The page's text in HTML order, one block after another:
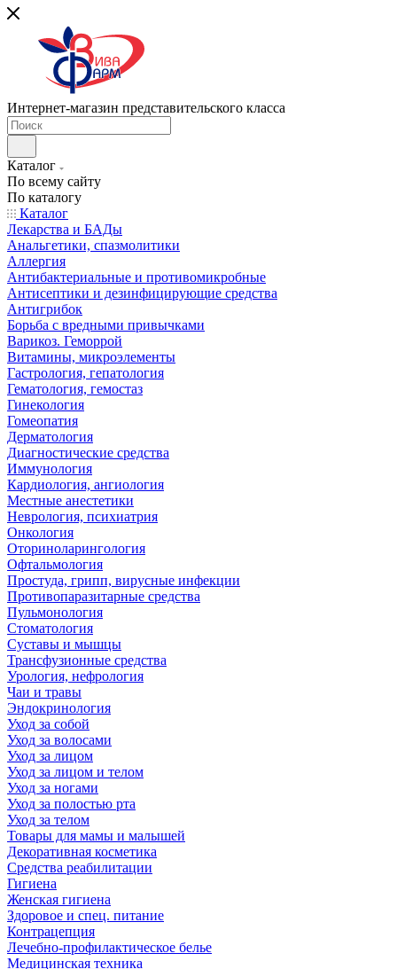
Интернет-магазин представительского класса
Каталог
По всему сайту
По каталогу
Каталог
Лекарства и БАДы
Анальгетики, спазмолитики
Аллергия
Антибактериальные и противомикробные
Антисептики и дезинфицирующие средства
Антигрибок
Борьба с вредными привычками
Варикоз. Геморрой
Витамины, микроэлементы
Гастрология, гепатология
Гематология, гемостаз
Гинекология
Гомеопатия
Дерматология
Диагностические средства
Иммунология
Кардиология, ангиология
Местные анестетики
Неврология, психиатрия
Онкология
Оториноларингология
Офтальмология
Простуда, грипп, вирусные инфекции
Противопаразитарные средства
Пульмонология
Стоматология
Суставы и мышцы
Трансфузионные средства
Урология, нефрология
Чаи и травы
Эндокринология
Уход за собой
Уход за волосами
Уход за лицом
Уход за лицом и телом
Уход за ногами
Уход за полостью рта
Уход за телом
Товары для мамы и малышей
Декоративная косметика
Средства реабилитации
Гигиена
Женская гигиена
Здоровое и спец. питание
Контрацепция
Лечебно-профилактическое белье
Медицинская техника